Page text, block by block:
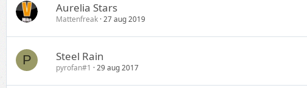
Aurelia Stars
Mattenfreak 27 aug 2019
P Steel Rain
pyrofan#1 29 aug 2017